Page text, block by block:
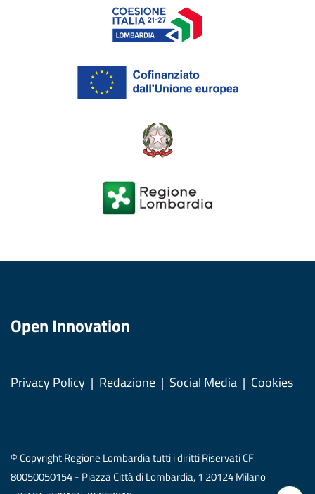
Open Innovation
Privacy Policy Redazione Social Media Cookies
© Copyright Regione Lombardia tutti i diritti Riservati CF
80050050154 - Piazza Città di Lombardia, 1 20124 Milano